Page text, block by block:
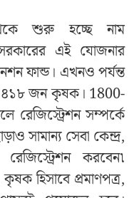
শুরু হচ্ছে নাম
এই যোজনার
ফান্ড। এখনও পর্যন্ত
৪১৮ জন কৃষক। 1800-
রেজিস্ট্রেশন সম্পর্কে
সামান্য সেবা কেন্দ্র,
করবেন৷
হিসাবে প্রমাণপত্র,